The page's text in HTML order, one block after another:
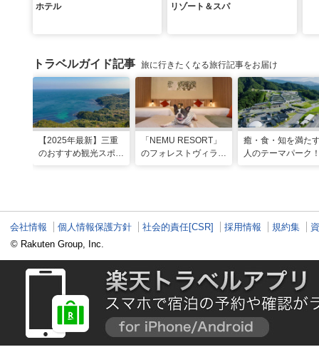
ホテル
リゾート＆スパ
トラベルガイド記事 旅に行きたくなる旅行記事をお届け
【2025年最新】三重
のおすすめ観光スポッ
「NEMU RESORT」
のフォレストヴィラ
癒・食・知を満た
人のテーマパーク
会社情報 個人情報保護方針 社会的責任[CSR] 採用情報 規約集
© Rakuten Group, Inc.